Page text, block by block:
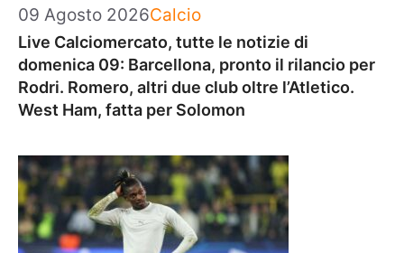
09 Agosto 2026Categorie
Calcio
Live Calciomercato, tutte le notizie di
domenica 09: Barcellona, pronto il rilancio per
Rodri. Romero, altri due club oltre l’Atletico.
West Ham, fatta per Solomon